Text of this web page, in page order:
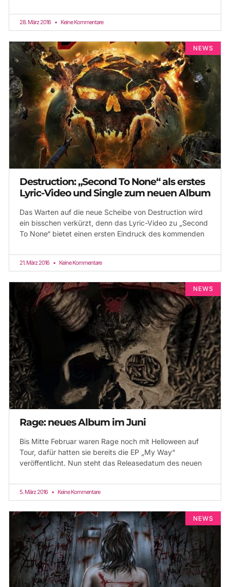
28. März 2016 Keine Kommentare
NEWS
Destruction: „Second To None“ als erstes
Lyric-Video und Single zum neuen Album
Das Warten auf die neue Scheibe von Destruction wird
ein bisschen verkürzt, denn das Lyric-Video zu „Second
To None“ bietet einen ersten Eindruck des kommenden
21. März 2016 Keine Kommentare
NEWS
Rage: neues Album im Juni
Bis Mitte Februar waren Rage noch mit Helloween auf
Tour, dafür hatten sie bereits die EP „My Way“
veröffentlicht. Nun steht das Releasedatum des neuen
5. März 2016 Keine Kommentare
NEWS